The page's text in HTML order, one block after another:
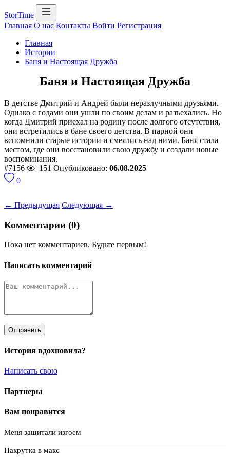
StorTime
Главная О нас Контакты Войти Регистрация
Главная
Истории
Баня и Настоящая Дружба
Баня и Настоящая Дружба
В детстве Дмитрий и Андрей были неразлучными друзьями.
Однако с годами они ушли по своим делам и разъехались. Но
когда Дмитрий приехал на родину после долгого отсутствия,
они встретились в бане своего детства. В парной они
вспомнили старые истории и смеялись над ними. Баня стала
местом, где они восстановили свою дружбу и создали новые
воспоминания.
#7156
151 Опубликовано: 06.08.2025
0
← Предыдущая Следующая →
Комментарии (0)
Пока нет комментариев. Будьте первым!
Написать комментарий
Отправить
История вдохновила?
Написать свою
Партнеры
Вам понравится
Меня защитали изгоем
Накрутка в макс